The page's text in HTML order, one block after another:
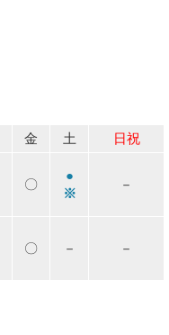
金 土
日祝
〇
●
※
－
〇 － －